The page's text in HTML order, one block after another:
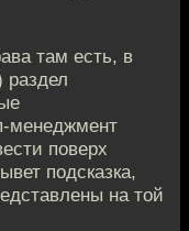
там есть, в
менеджмент
поверх
подсказка,
на той